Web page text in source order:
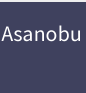
Asanobu